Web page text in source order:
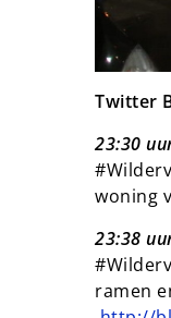
Twitter
23:30
woning
23:38
ramen